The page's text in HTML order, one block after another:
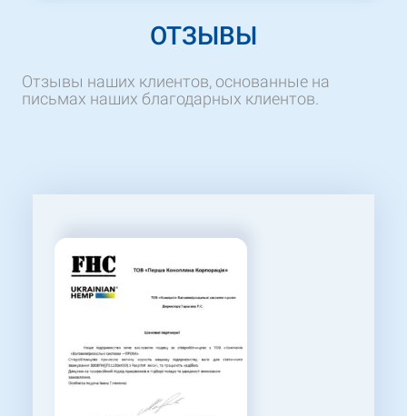
ОТЗЫВЫ
Отзывы наших клиентов, основанные на
письмах наших благодарных клиентов.